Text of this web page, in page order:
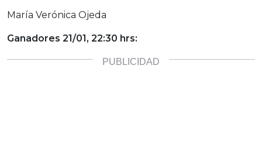
María Verónica Ojeda
Ganadores 21/01, 22:30 hrs: